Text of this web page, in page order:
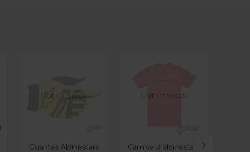
Out Of Stock
Guantes Alpinestars
Camiseta alpinestars